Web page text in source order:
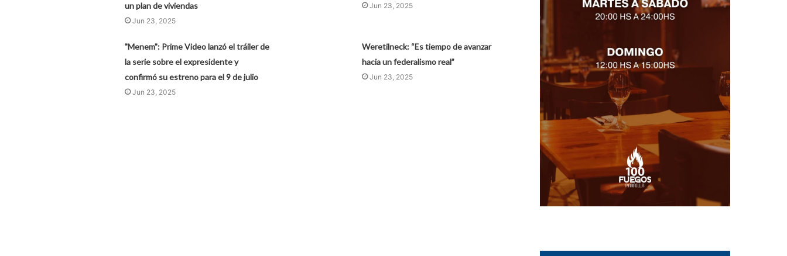
un plan de viviendas
Jun 23, 2025
Jun 23, 2025
"Menem": Prime Video lanzó el tráiler de
la serie sobre el expresidente y
confirmó su estreno para el 9 de julio
Jun 23, 2025
Weretilneck: “Es tiempo de avanzar
hacia un federalismo real”
Jun 23, 2025